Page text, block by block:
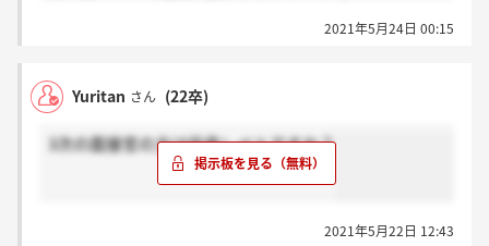
2021年5月24日 00:15
Yuritan さん (22卒)
3次の面接官の方は役員レベルですか？
2021年5月22日 12:43